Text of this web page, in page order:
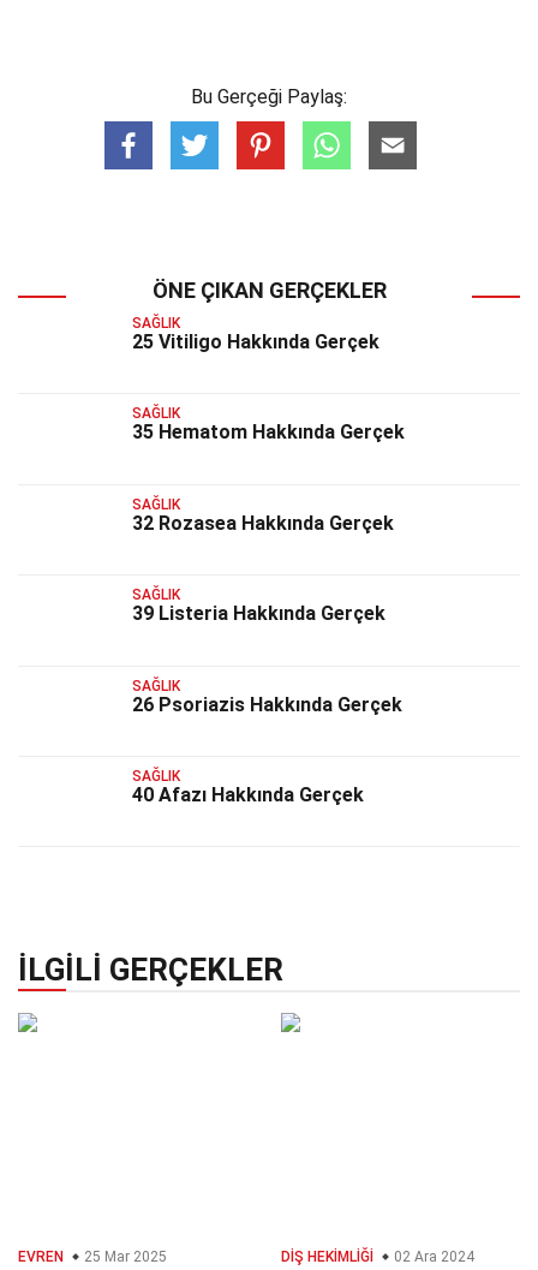
Bu Gerçeği Paylaş:
ÖNE ÇIKAN GERÇEKLER
SAĞLIK
25 Vitiligo Hakkında Gerçek
SAĞLIK
35 Hematom Hakkında Gerçek
SAĞLIK
32 Rozasea Hakkında Gerçek
SAĞLIK
39 Listeria Hakkında Gerçek
SAĞLIK
26 Psoriazis Hakkında Gerçek
SAĞLIK
40 Afazı Hakkında Gerçek
İLGILI GERÇEKLER
EVREN 25 Mar 2025 DIŞ HEKIMLIĞI 02 Ara 2024